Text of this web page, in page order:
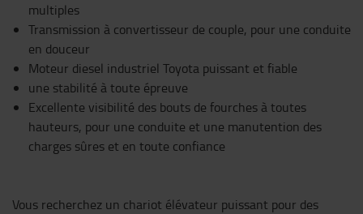
multiples
Transmission à convertisseur de couple, pour une conduite
en douceur
Moteur diesel industriel Toyota puissant et fiable
une stabilité à toute épreuve
Excellente visibilité des bouts de fourches à toutes
hauteurs, pour une conduite et une manutention des
charges sûres et en toute confiance
Vous recherchez un chariot élévateur puissant pour des